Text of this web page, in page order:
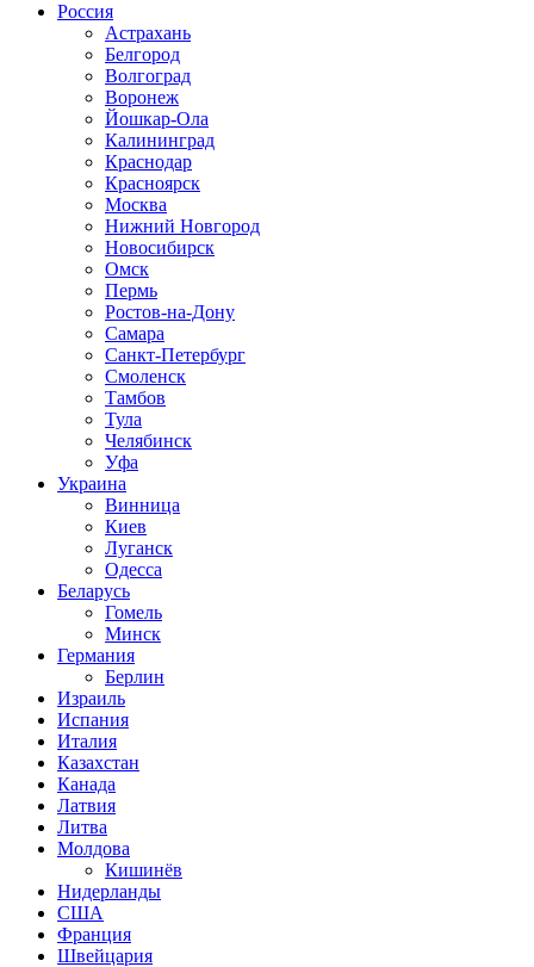
Россия
Астрахань
Белгород
Волгоград
Воронеж
Йошкар-Ола
Калининград
Краснодар
Красноярск
Москва
Нижний Новгород
Новосибирск
Омск
Пермь
Ростов-на-Дону
Самара
Санкт-Петербург
Смоленск
Тамбов
Тула
Челябинск
Уфа
Украина
Винница
Киев
Луганск
Одесса
Беларусь
Гомель
Минск
Германия
Берлин
Израиль
Испания
Италия
Казахстан
Канада
Латвия
Литва
Молдова
Кишинёв
Нидерланды
США
Франция
Швейцария